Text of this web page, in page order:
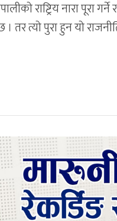
राष्ट्रिय नारा पूरा
तर त्यो पुरा हुन यो